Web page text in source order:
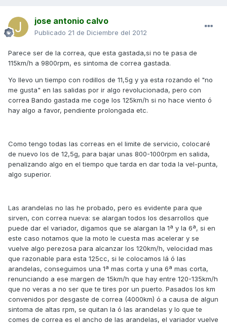
jose antonio calvo
Publicado 21 de Diciembre del 2012
Parece ser de la correa, que esta gastada,si no te pasa de
115km/h a 9800rpm, es sintoma de correa gastada.
Yo llevo un tiempo con rodillos de 11,5g y ya esta rozando el "no
me gusta" en las salidas por ir algo revolucionada, pero con
correa Bando gastada me coge los 125km/h si no hace viento ó
hay algo a favor, pendiente prolongada etc.
Como tengo todas las correas en el limite de servicio, colocaré
de nuevo los de 12,5g, para bajar unas 800-1000rpm en salida,
penalizando algo en el tiempo que tarda en dar toda la vel-punta,
algo superior.
Las arandelas no las he probado, pero es evidente para que
sirven, con correa nueva: se alargan todos los desarrollos que
puede dar el variador, digamos que se alargan la 1ª y la 6ª, si en
este caso notamos que la moto le cuesta mas acelerar y se
vuelve algo perezosa para alcanzar los 120km/h, velocidad mas
que razonable para esta 125cc, si le colocamos lá ó las
arandelas, conseguimos una 1ª mas corta y una 6ª mas corta,
renunciando a ese margen de 15km/h que hay entre 120-135km/h
que no veras a no ser que te tires por un puerto. Pasados los km
convenidos por desgaste de correa (4000km) ó a causa de algun
sintoma de altas rpm, se quitan la ó las arandelas y lo que te
comes de correa es el ancho de las arandelas, el variador vuelve